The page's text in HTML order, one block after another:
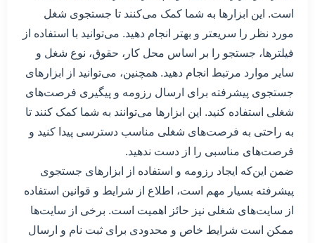
است. این ابزارها به شما کمک می‌کنند تا جستجوی شغل
مورد نظر را سریعتر و بهتر انجام دهید. می‌توانید با استفاده از
فیلترها، جستجو را بر اساس محل کار، حقوق، نوع شغل و
سایر موارد مرتبط انجام دهید. همچنین، می‌توانید از ابزارهای
جستجوی پیشرفته برای ارسال رزومه و پیگیری فرصت‌های
شغلی استفاده کنید. این ابزارها می‌توانند به شما کمک کنند تا
به راحتی به فرصت‌های شغلی مناسب دسترسی پیدا کنید و
فرصت‌های مناسبی را از دست ندهید.
ضمن این‌که ایجاد رزومه و استفاده از ابزارهای جستجوی
پیشرفته بسیار مهم است، اطلاع از شرایط و قوانین استفاده
از سایت‌های شغلی نیز حائز اهمیت است. برخی از سایت‌ها
ممکن است شرایط خاص و محدودی برای ثبت نام و ارسال